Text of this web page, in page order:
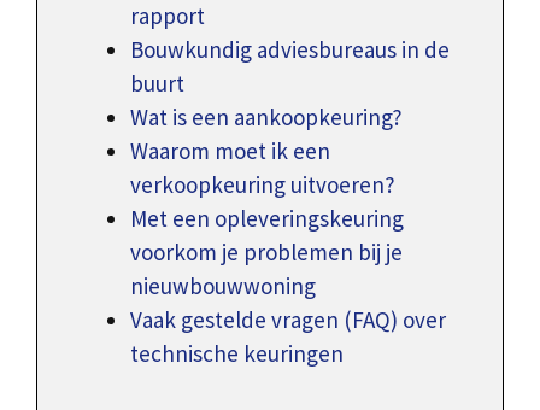
rapport
Bouwkundig adviesbureaus in de
buurt
Wat is een aankoopkeuring?
Waarom moet ik een
verkoopkeuring uitvoeren?
Met een opleveringskeuring
voorkom je problemen bij je
nieuwbouwwoning
Vaak gestelde vragen (FAQ) over
technische keuringen